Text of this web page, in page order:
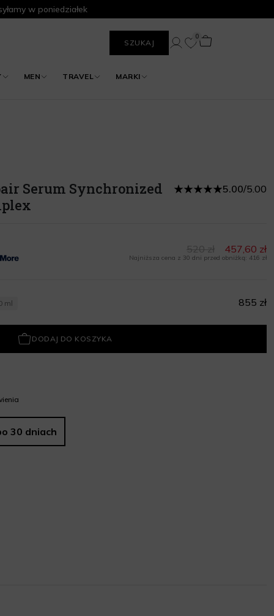
w poniedziałek
SZUKAJ
MEN TRAVEL MARKI
0
Serum Synchronized
5.00/5.00
457,60 zł
Najniższa cena z 30 dni przed obniżką: 416 zł
ml 855 zł
DODAJ DO KOSZYKA
30 dniach